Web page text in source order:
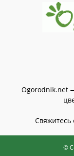
Ogorodnik.net
Свяжитесь
©